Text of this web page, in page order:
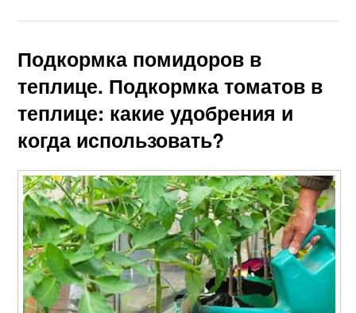
Подкормка помидоров в
теплице. Подкормка томатов в
теплице: какие удобрения и
когда использовать?